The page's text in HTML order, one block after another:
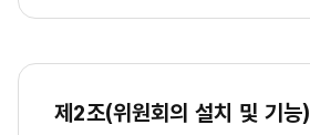
제2조(위원회의 설치 및 기능)